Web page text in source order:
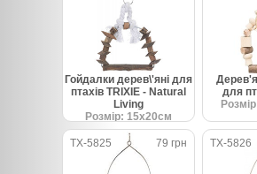
Гойдалки дерев\'яні для
птахів TRIXIE - Natural
Living
Розмір: 15х20см
для
TX-5825 79 грн TX-5826